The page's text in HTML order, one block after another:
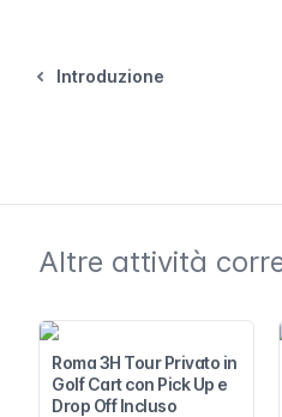
Introduzione
Altre attività
Roma 3H Tour Privato in
Golf Cart con Pick Up e
Drop Off Incluso